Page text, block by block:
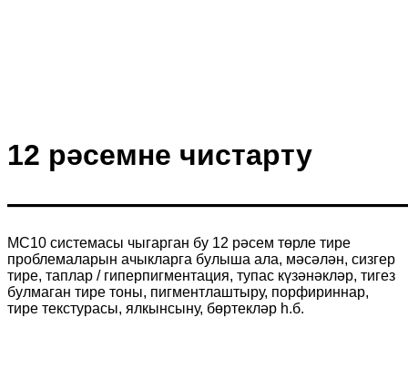
12 рәсемне чистарту
MC10 системасы чыгарган бу 12 рәсем төрле тире
проблемаларын ачыкларга булыша ала, мәсәлән, сизгер
тире, таплар / гиперпигментация, тупас күзәнәкләр, тигез
булмаган тире тоны, пигментлаштыру, порфириннар,
тире текстурасы, ялкынсыну, бөртекләр һ.б.